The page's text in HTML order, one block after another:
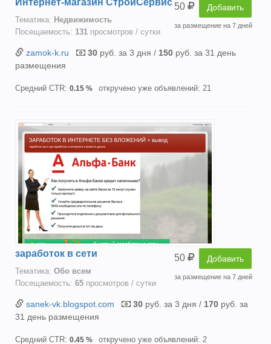
50 Добавить
за размещение на 7 дней
Тематика: Недвижимость
Посещаемость: 131 просмотров / сутки
zamok-k.ru 30 руб. за 3 дня / 150 руб. за 31 день
размещения
Средний CTR: 0.15 % откручено уже объявлений: 21
50 Добавить
за размещение на 7 дней
заработок в сети
Тематика: Oбо всем
Посещаемость: 65 просмотров / сутки
sanek-vk.blogspot.com 30 руб. за 3 дня / 170 руб. за
31 день размещения
Средний CTR: 0.45 % откручено уже объявлений: 2